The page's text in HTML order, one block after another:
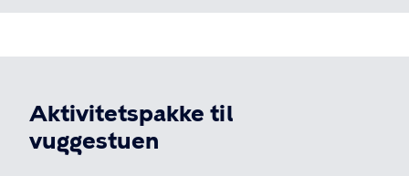
Aktivitetspakke til
vuggestuen